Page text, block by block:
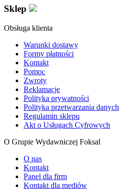
Sklep
Obsługa klienta
Warunki dostawy
Formy płatności
Kontakt
Pomoc
Zwroty
Reklamacje
Polityka prywatności
Polityka przetwarzania danych
Regulamin sklepu
Akt o Usługach Cyfrowych
O Grupie Wydawniczej Foksal
O nas
Kontakt
Panel dla firm
Kontakt dla mediów